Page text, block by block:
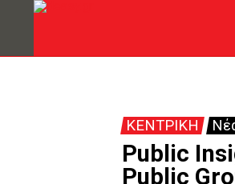
ΚΕΝΤΡΙΚΗ
Public
Public